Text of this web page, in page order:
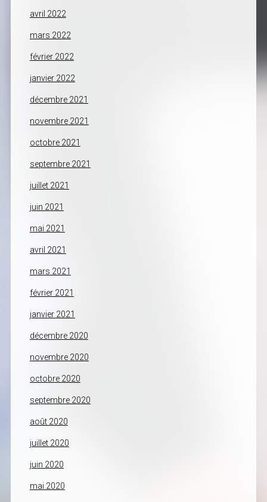
avril 2022
mars 2022
février 2022
janvier 2022
décembre 2021
novembre 2021
octobre 2021
septembre 2021
juillet 2021
juin 2021
mai 2021
avril 2021
mars 2021
février 2021
janvier 2021
décembre 2020
novembre 2020
octobre 2020
septembre 2020
août 2020
juillet 2020
juin 2020
mai 2020